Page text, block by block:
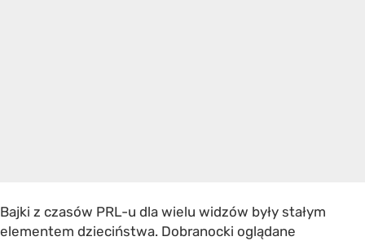
Bajki z czasów PRL-u dla wielu widzów były stałym
elementem dzieciństwa. Dobranocki oglądane